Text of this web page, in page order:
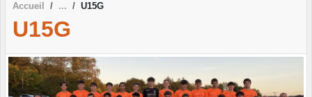
Accueil U15G
U15G